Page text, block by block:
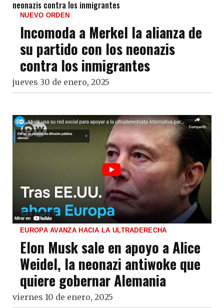
NUEVO ORDEN
Incomoda a Merkel la alianza de
su partido con los neonazis
contra los inmigrantes
jueves 30 de enero, 2025
EUROPA AVANZA HACIA LA ULTRADERECHA
Elon Musk sale en apoyo a Alice
Weidel, la neonazi antiwoke que
quiere gobernar Alemania
viernes 10 de enero, 2025